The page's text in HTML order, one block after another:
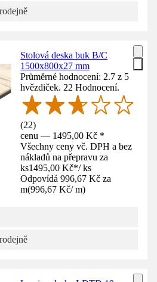
Stolová deska buk B/C
1500x800x27 mm
Průměrné hodnocení: 2.7 z 5
hvězdiček. 22 Hodnocení.
(22)
cenu — 1495,00 Kč *
Všechny ceny vč. DPH a bez
nákladů na přepravu za
ks1495,00 Kč*/ ks
Odpovídá 996,67 Kč za
m(996,67 Kč/ m)